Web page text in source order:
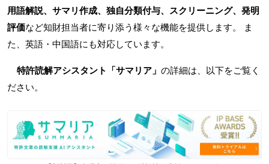
用語解説、サマリ作成、独自分類付与、スクリーニング、発明
評価など知財担当者に寄り添う様々な機能を提供します。 ま
た、英語・中国語にも対応しています。
特許読解アシスタント「サマリア」 の詳細は、以下をご覧く
ださい。